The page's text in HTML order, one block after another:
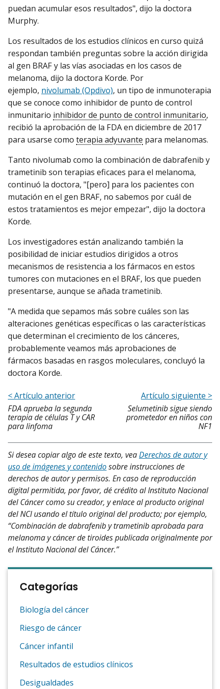
puedan acumular esos resultados", dijo la doctora
Murphy.
Los resultados de los estudios clínicos en curso quizá
respondan también preguntas sobre la acción dirigida
al gen BRAF y las vías asociadas en los casos de
melanoma, dijo la doctora Korde. Por
ejemplo, nivolumab (Opdivo), un tipo de inmunoterapia
que se conoce como inhibidor de punto de control
inmunitario inhibidor de punto de control inmunitario,
recibió la aprobación de la FDA en diciembre de 2017
para usarse como terapia adyuvante para melanomas.
Tanto nivolumab como la combinación de dabrafenib y
trametinib son terapias eficaces para el melanoma,
continuó la doctora, "[pero] para los pacientes con
mutación en el gen BRAF, no sabemos por cuál de
estos tratamientos es mejor empezar", dijo la doctora
Korde.
Los investigadores están analizando también la
posibilidad de iniciar estudios dirigidos a otros
mecanismos de resistencia a los fármacos en estos
tumores con mutaciones en el BRAF, los que pueden
presentarse, aunque se añada trametinib.
"A medida que sepamos más sobre cuáles son las
alteraciones genéticas específicas o las características
que determinan el crecimiento de los cánceres,
probablemente veamos más aprobaciones de
fármacos basadas en rasgos moleculares, concluyó la
doctora Korde.
< Artículo anterior
FDA aprueba la segunda
terapia de células T y CAR
para linfoma
Artículo siguiente >
Selumetinib sigue siendo
prometedor en niños con
NF1
Si desea copiar algo de este texto, veaDerechos de autor y
uso de imágenes y contenidosobre instrucciones de
derechos de autor y permisos. En caso de reproducción
digital permitida, por favor, dé crédito al Instituto Nacional
del Cáncer como su creador, y enlace al producto original
del NCI usando el título original del producto; por ejemplo,
“Combinación de dabrafenib y trametinib aprobada para
melanoma y cáncer de tiroides publicada originalmente por
el Instituto Nacional del Cáncer.”
Categorías
Biología del cáncer
Riesgo de cáncer
Cáncer infantil
Resultados de estudios clínicos
Desigualdades